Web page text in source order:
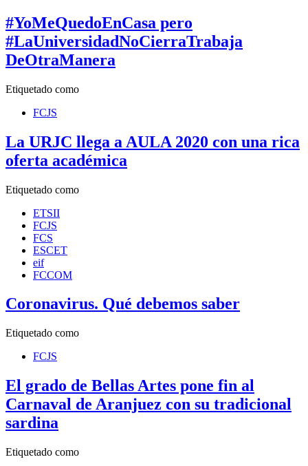
#YoMeQuedoEnCasa pero
#LaUniversidadNoCierraTrabaja
DeOtraManera
Etiquetado como
FCJS
La URJC llega a AULA 2020 con una rica
oferta académica
Etiquetado como
ETSII
FCJS
FCS
ESCET
eif
FCCOM
Coronavirus. Qué debemos saber
Etiquetado como
FCJS
El grado de Bellas Artes pone fin al
Carnaval de Aranjuez con su tradicional
sardina
Etiquetado como